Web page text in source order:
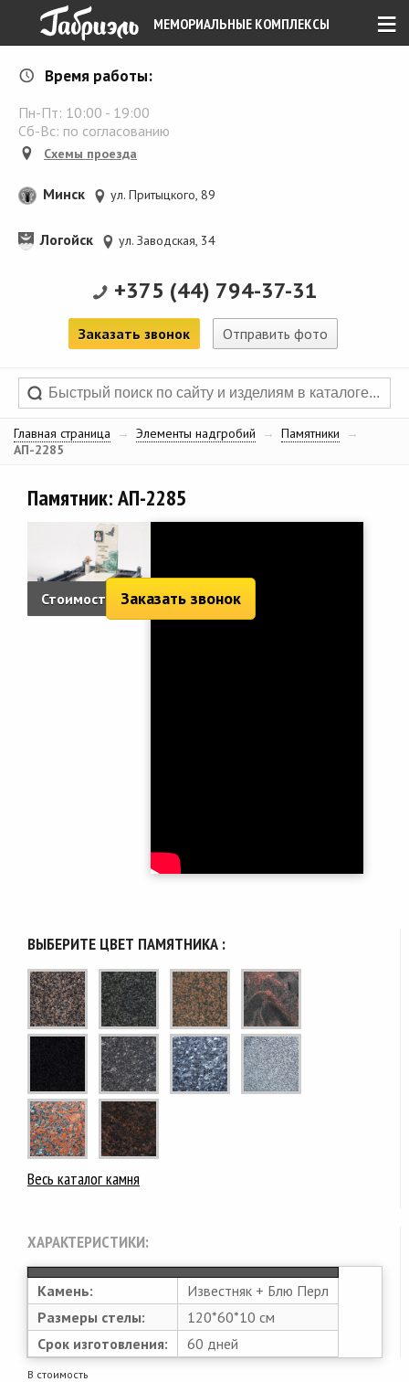
≡
МЕМОРИАЛЬНЫЕ КОМПЛЕКСЫ
Время работы:
Пн-Пт: 10:00 - 19:00
Сб-Вс: по согласованию
Схемы проезда
Минск ул. Притыцкого, 89
Логойск ул. Заводская, 34
+375 (44) 794-37-31
Заказать звонок Отправить фото
Главная страница → Элементы надгробий → Памятники
→
АП-2285
Памятник: АП-2285
Стоимость: 18 109 руб.
Заказать звонок
ВЫБЕРИТЕ ЦВЕТ ПАМЯТНИКА :
Весь каталог камня
ХАРАКТЕРИСТИКИ:
Камень:
Известняк + Блю Перл
Размеры стелы:
120*60*10 см
Срок изготовления:
60 дней
В стоимость